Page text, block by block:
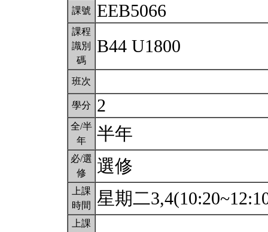
課號 EEB5066
課程
識別
碼
B44 U1800
班次
學分 2
全/半
年
半年
必/選
修
選修
上課
時間
星期二
上課